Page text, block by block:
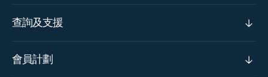
查詢及支援
會員計劃